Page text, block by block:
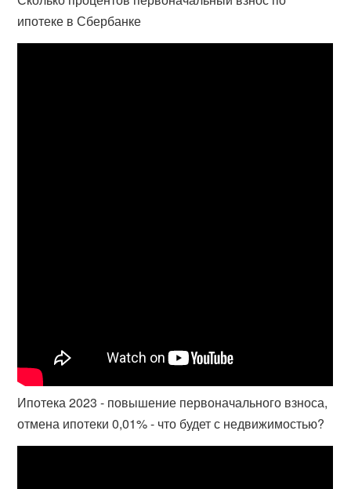
ипотеке в Сбербанке
Ипотека 2023 - повышение первоначального взноса,
отмена ипотеки 0,01% - что будет с недвижимостью?